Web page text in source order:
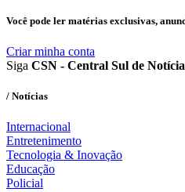
Você pode ler matérias exclusivas,
Criar minha conta
Siga CSN - Central Sul de
/ Notícias
Internacional
Entretenimento
Tecnologia & Inovação
Educação
Policial